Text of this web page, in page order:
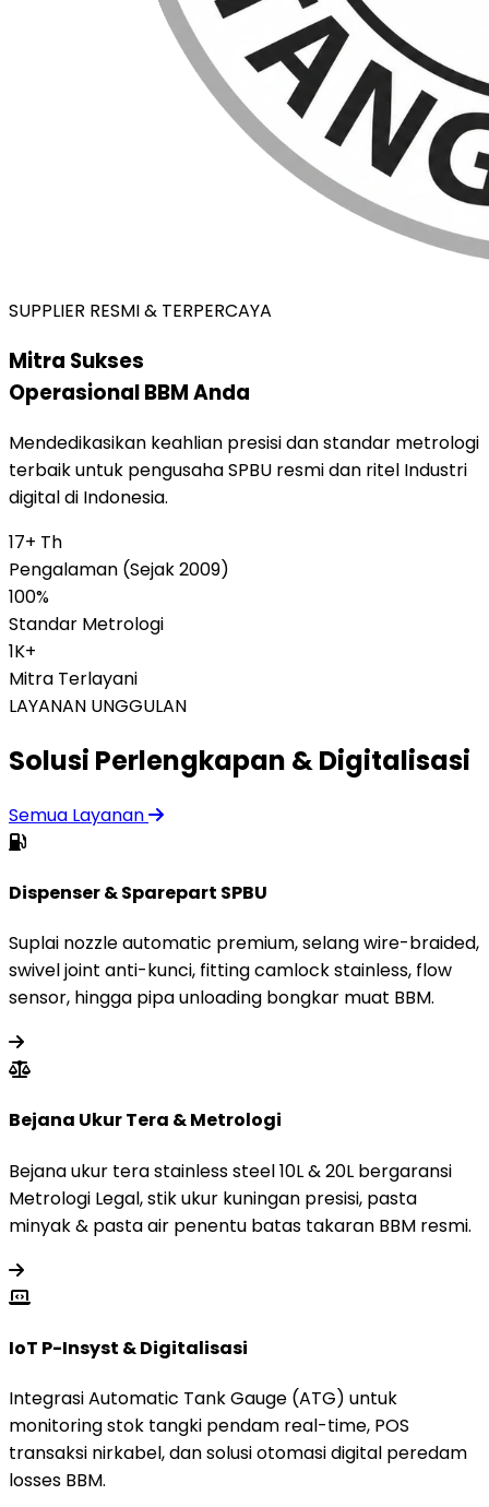
SUPPLIER RESMI & TERPERCAYA
Mitra Sukses
Operasional BBM Anda
Mendedikasikan keahlian presisi dan standar metrologi
terbaik untuk pengusaha SPBU resmi dan ritel Industri
digital di Indonesia.
17+ Th
Pengalaman (Sejak 2009)
100%
Standar Metrologi
1K+
Mitra Terlayani
LAYANAN UNGGULAN
Solusi Perlengkapan & Digitalisasi
Semua Layanan
Dispenser & Sparepart SPBU
Suplai nozzle automatic premium, selang wire-braided,
swivel joint anti-kunci, fitting camlock stainless, flow
sensor, hingga pipa unloading bongkar muat BBM.
Bejana Ukur Tera & Metrologi
Bejana ukur tera stainless steel 10L & 20L bergaransi
Metrologi Legal, stik ukur kuningan presisi, pasta
minyak & pasta air penentu batas takaran BBM resmi.
IoT P-Insyst & Digitalisasi
Integrasi Automatic Tank Gauge (ATG) untuk
monitoring stok tangki pendam real-time, POS
transaksi nirkabel, dan solusi otomasi digital peredam
losses BBM.